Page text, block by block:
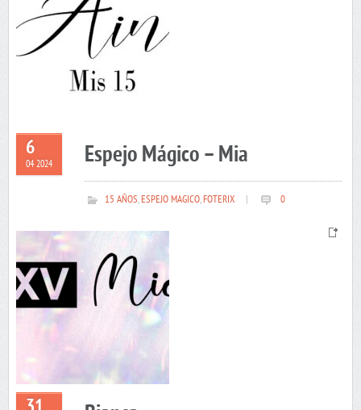
6
04 2024 Espejo Mágico – Mia
15 AÑOS,ESPEJO MAGICO,FOTERIX 0